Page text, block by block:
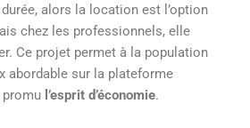
alors la location est l’option
chez les professionnels, elle
Ce projet permet à la population
abordable sur la plateforme
l’esprit d’économie.